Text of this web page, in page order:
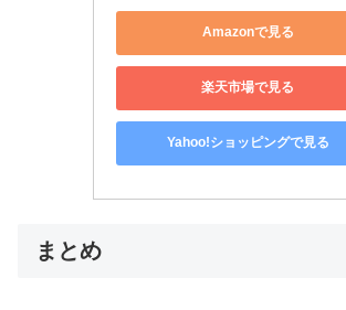
Amazonで見る
楽天市場で見る
Yahoo!ショッピングで見る
まとめ